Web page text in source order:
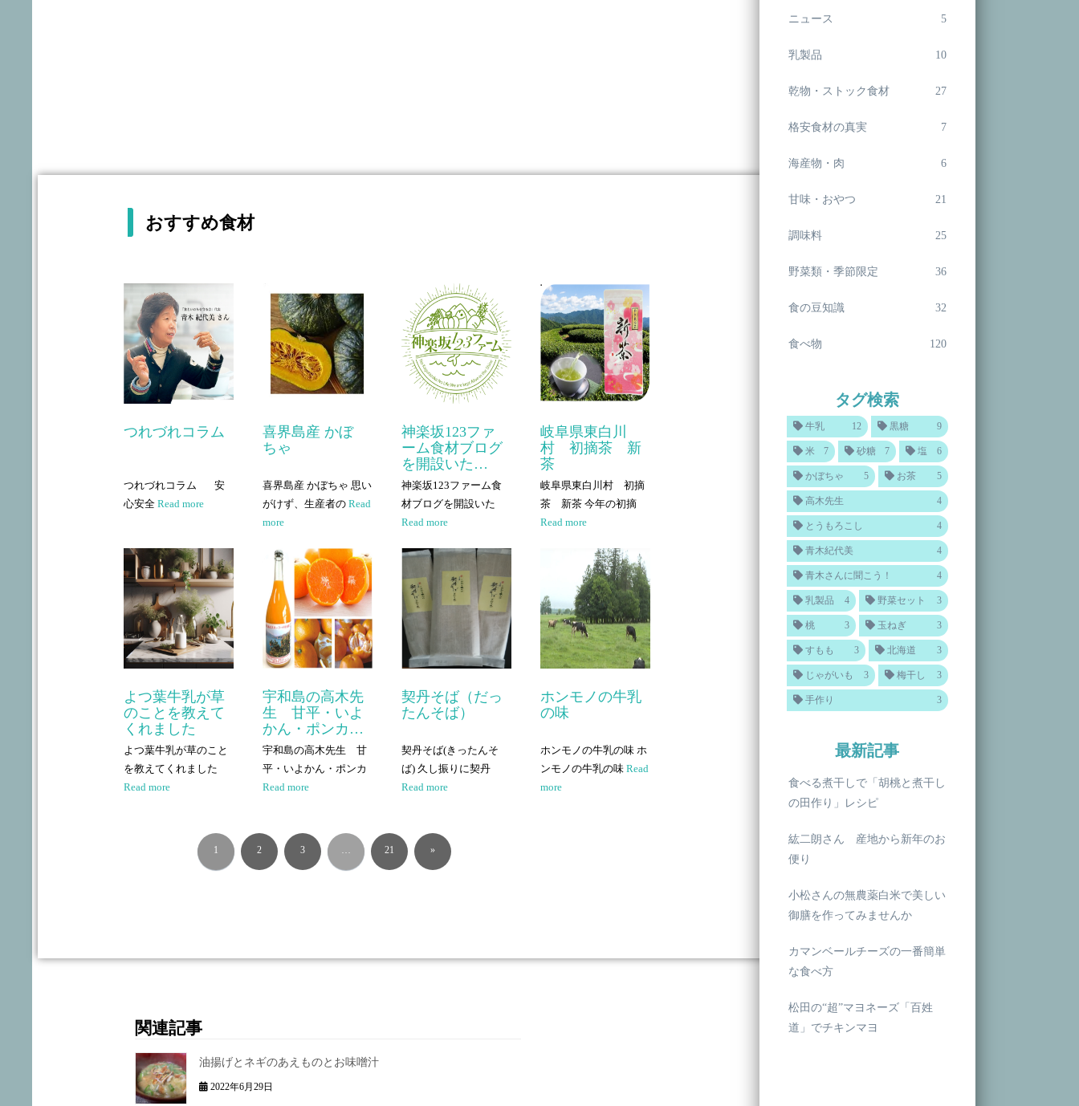
おすすめ食材
つれづれコラム
つれづれコラム 安
心安全Read more
よつ葉牛乳が草
のことを教えて
くれました
よつ葉牛乳が草のこと
を教えてくれました
Read more
喜界島産 かぼ
ちゃ
喜界島産 かぼちゃ 思い
がけず、生産者のRead
more
宇和島の高木先
生 甘平・いよ
かん・ポンカ…
宇和島の高木先生 甘
平・いよかん・ポンカ
Read more
神楽坂123ファ
ーム食材ブログ
を開設いた…
神楽坂123ファーム食
材ブログを開設いた
Read more
契丹そば（だっ
たんそば）
契丹そば(きったんそ
ば) 久し振りに契丹
Read more
岐阜県東白川
村 初摘茶 新
茶
岐阜県東白川村 初摘
茶 新茶 今年の初摘
Read more
ホンモノの牛乳
の味
ホンモノの牛乳の味 ホ
ンモノの牛乳の味Read
more
1 2 3 … 21 »
関連記事
油揚げとネギのあえものとお味噌汁
2022年6月29日
ニュース 5
乳製品 10
乾物・ストック食材 27
格安食材の真実 7
海産物・肉 6
甘味・おやつ 21
調味料 25
野菜類・季節限定 36
食の豆知識 32
食べ物 120
タグ検索
牛乳 12 黒糖 9
米 7 砂糖 7 塩 6
かぼちゃ 5 お茶 5
高木先生 4
とうもろこし 4
青木紀代美 4
青木さんに聞こう！ 4
乳製品 4 野菜セット 3
桃 3 玉ねぎ 3
すもも 3 北海道 3
じゃがいも 3 梅干し 3
手作り 3
最新記事
食べる煮干しで「胡桃と煮干し
の田作り」レシピ
紘二朗さん 産地から新年のお
便り
小松さんの無農薬白米で美しい
御膳を作ってみませんか
カマンベールチーズの一番簡単
な食べ方
松田の“超”マヨネーズ「百姓
道」でチキンマヨ